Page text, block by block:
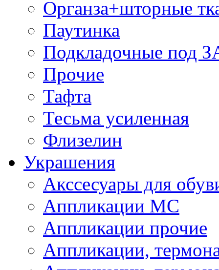
Органза+шторные
Паутинка
Подкладочные под
Прочие
Тафта
Тесьма усиленная
Флизелин
Украшения
Акссесуары для
Аппликации МС
Аппликации прочие
Аппликации,